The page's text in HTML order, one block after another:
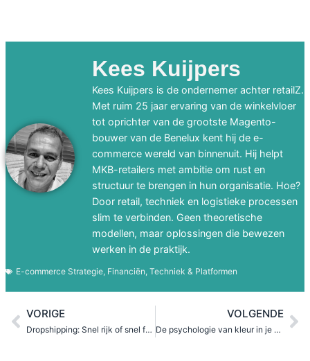
Kees Kuijpers
Kees Kuijpers is de ondernemer achter retailZ.
Met ruim 25 jaar ervaring van de winkelvloer
tot oprichter van de grootste Magento-
bouwer van de Benelux kent hij de e-
commerce wereld van binnenuit. Hij helpt
MKB-retailers met ambitie om rust en
structuur te brengen in hun organisatie. Hoe?
Door retail, techniek en logistieke processen
slim te verbinden. Geen theoretische
modellen, maar oplossingen die bewezen
werken in de praktijk.
E-commerce Strategie, Financiën, Techniek & Platformen
VORIGE
Dropshipping: Snel rijk of snel failliet?
VOLGENDE
De psychologie van kleur in je webshop